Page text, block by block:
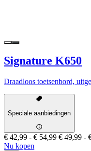
Signature K650
Draadloos toetsenbord,
Speciale aanbiedingen
€ 42,99 - € 54,99 € 49,99 -
Nu kopen